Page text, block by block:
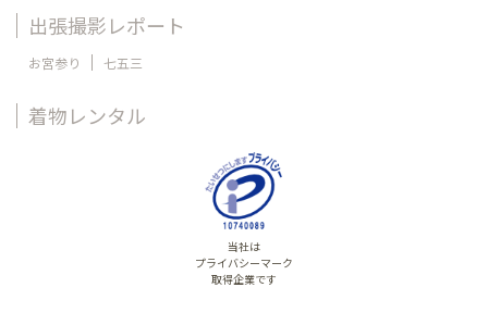
出張撮影レポート
お宮参り 七五三
着物レンタル
当社は
プライバシーマーク
取得企業です